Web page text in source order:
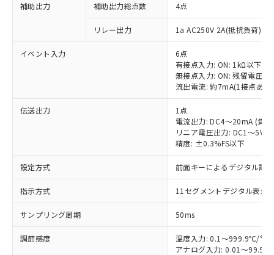
補助出力 補助出力総点数 4点
リレー出力 1a AC250V 2A(抵抗負荷)
イベント入力
6点
有接点入力: ON: 1kΩ以下、
無接点入力: ON: 残留電圧
流出電流: 約7mA(1接点あた
伝送出力
1点
電流出力: DC4～20mA (負
リニア電圧出力: DC1～5V
精度: ±0.3%FS以下
設定方式 前面キーによるデジタル設定
指示方式 11セグメントデジタル表示
サンプリング周期 50ms
調節感度
温度入力: 0.1～999.9℃/°F
アナログ入力: 0.01～